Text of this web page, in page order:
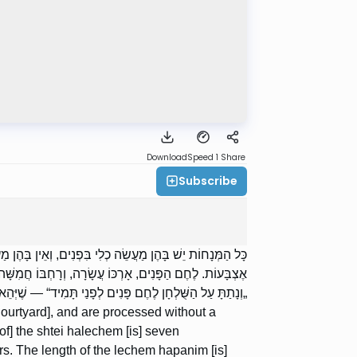
DownloadSpeed 1 Share
Subscribe
כָּל הַמְּנָחוֹת יֵשׁ בָּהֶן מַעֲשֵׂה כְלִי בִּפְנִים, וְאֵין
אֶצְבָּעוֹת. לֶחֶם הַפָּנִים, אָרְכּוֹ עֲשָׂרָה, וְרָחְבּוֹ חֲמִשָּׁה,
„וְנָתַתָּ עַל הַשֻּׁלְחָן לֶחֶם פָּנִים לְפָנַי תָּמִיד“ — שֶׁיְּהֵא
and are processed without a
the shtei halechem [is] seven
The length of the lechem hapanim [is]